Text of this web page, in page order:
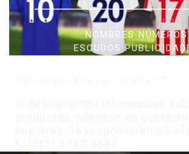
NOMBRES NÚMEROS
ESCUDOS